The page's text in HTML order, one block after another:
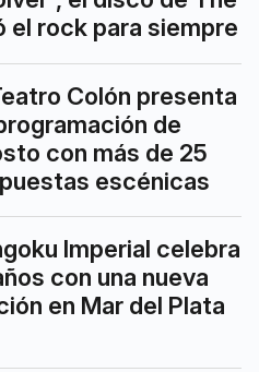
el rock para siempre
Colón presenta
de
con más de 25
escénicas
Imperial celebra
con una nueva
en Mar del Plata